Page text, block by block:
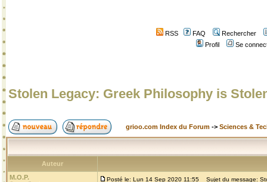
RSS FAQ
Rechercher
Profil
Se
Stolen Legacy: Greek Philosophy is
grioo.com Index du Forum -> Sciences &
Auteur
M.O.P.
Posté le: Lun 14 Sep 2020 11:55 Sujet du message: